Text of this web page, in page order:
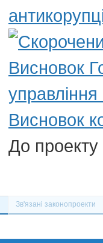
Висновок
Висновок
До
Зв'язані законопроекти